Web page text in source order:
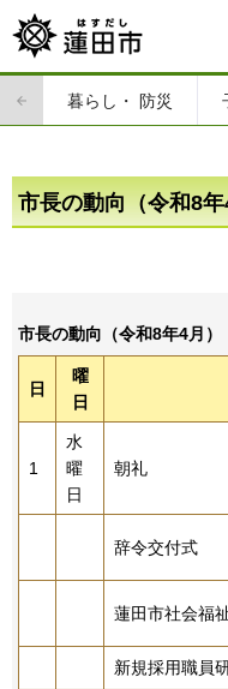
暮らし・ 防災
市長の動向（令和8
市長の動向（令和8年4月）
日
曜
日
1
水
曜
日
朝礼
辞令交付式
蓮田市社会福
新規採用職員